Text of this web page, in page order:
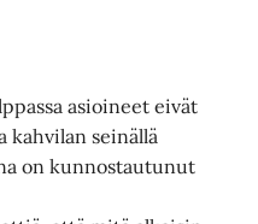
asioineet eivät
kahvilan seinällä
on kunnostautunut